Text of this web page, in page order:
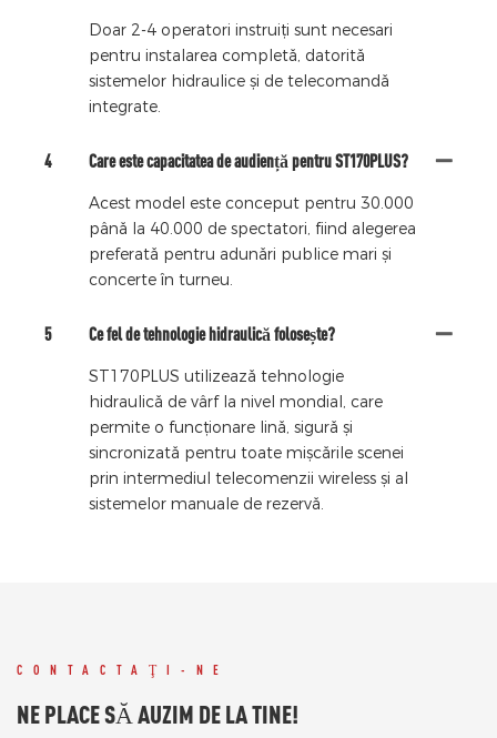
Doar 2-4 operatori instruiți sunt necesari
pentru instalarea completă, datorită
sistemelor hidraulice și de telecomandă
integrate.
4 Care este capacitatea de audiență pentru ST170PLUS?
Acest model este conceput pentru 30.000
până la 40.000 de spectatori, fiind alegerea
preferată pentru adunări publice mari și
concerte în turneu.
5 Ce fel de tehnologie hidraulică folosește?
ST170PLUS utilizează tehnologie
hidraulică de vârf la nivel mondial, care
permite o funcționare lină, sigură și
sincronizată pentru toate mișcările scenei
prin intermediul telecomenzii wireless și al
sistemelor manuale de rezervă.
CONTACTAŢI-NE
NE PLACE SĂ AUZIM DE LA TINE!